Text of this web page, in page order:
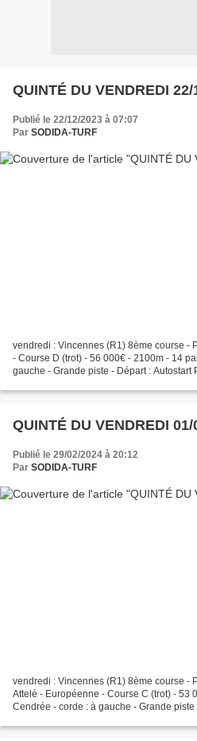
QUINTÉ DU VENDREDI 22/
Publié le 22/12/2023 à 07:07
Par SODIDA-TURF
vendredi : Vincennes (R1) 8ème course -
- Course D (trot) - 56 000€ - 2100m - 14
gauche - Grande piste - Départ : Autostart
QUINTÉ DU VENDREDI 01/
Publié le 29/02/2024 à 20:12
Par SODIDA-TURF
vendredi : Vincennes (R1) 8ème course -
Attelé - Européenne - Course C (trot) - 53
Cendrée - corde : à gauche - Grande